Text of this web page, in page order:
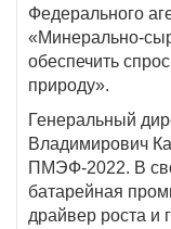
Федерального
«Минерально-
обеспечить
природу».
Генеральный
Владимирович
ПМЭФ-2022. В
батарейная
драйвер роста и